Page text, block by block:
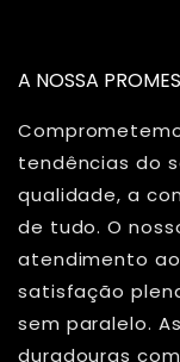
A NOSSA
tendências do
qualidade, a
de tudo. O
atendimento
satisfação
sem paralelo.
duradouras